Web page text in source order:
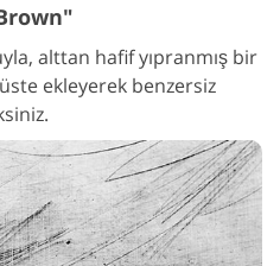
alttan hafif yıpranmış bir
ekleyerek benzersiz